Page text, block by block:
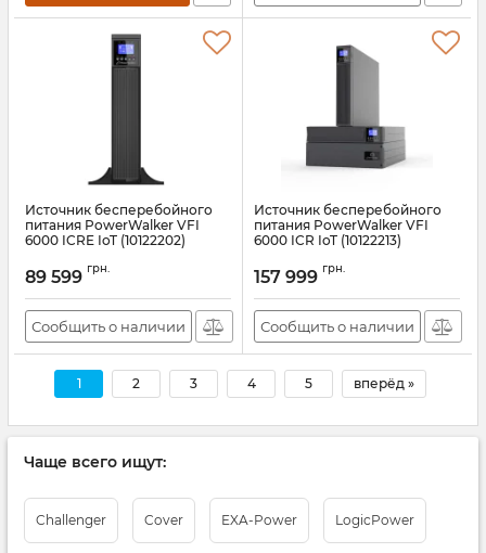
Источник бесперебойного
питания PowerWalker VFI
6000 ICRE IoT (10122202)
89 599 грн.
Сообщить о наличии
Источник бесперебойного
питания PowerWalker VFI
6000 ICR IoT (10122213)
157 999 грн.
Сообщить о наличии
1 2 3 4 5 вперёд »
Чаще всего ищут:
Challenger Cover EXA-Power LogicPower